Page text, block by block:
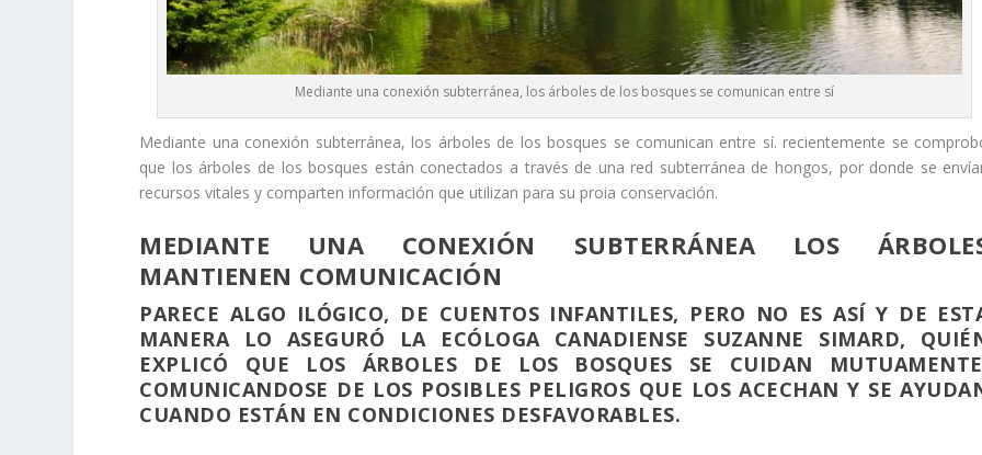
Mediante una conexión subterránea, los árboles de los bosques se comunican entre sí
Mediante una conexión subterránea, los árboles de los bosques se comunican entre sí. recientemente se
que los árboles de los bosques están conectados a través de una red subterránea de hongos, por donde se
recursos vitales y comparten información que utilizan para su proia conservación.
MEDIANTE UNA CONEXIÓN SUBTERRÁNEA LOS
MANTIENEN COMUNICACIÓN
PARECE ALGO ILÓGICO, DE CUENTOS INFANTILES, PERO NO ES ASÍ Y DE
MANERA LO ASEGURÓ LA ECÓLOGA CANADIENSE SUZANNE SIMARD,
EXPLICÓ QUE LOS ÁRBOLES DE LOS BOSQUES SE CUIDAN
COMUNICANDOSE DE LOS POSIBLES PELIGROS QUE LOS ACECHAN Y SE
CUANDO ESTÁN EN CONDICIONES DESFAVORABLES.